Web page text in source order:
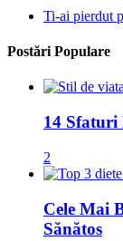
Ti-ai pierdut
Postări Populare
14 Sfaturi
2
Cele Mai
Sănătos